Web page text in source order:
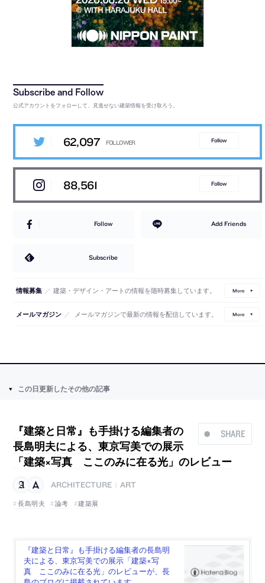
公式アカウントをフォローして、見逃せない建築情報を受け取ろう。
62,097 Follow
88,561 Follow
Follow Add Friends
Subscribe
情報募集 ／ 建築・デザイン・アートの情報を随時募集しています。 More
メールマガジン ／ メールマガジンで最新の情報を配信しています。 More
この日更新したその他の記事
SHARE
『建築と日常』も手掛ける編集者の
長島明夫による、東京写美での展示
「建築×写真 ここのみに在る光」のレビュー
ARCHITECTURE
ART
長島明夫
論考 建築展
『建築と日常』も手掛ける編集者の長島明
夫による、東京写美での展示「建築×写
真 ここのみに在る光」のレビューが、長